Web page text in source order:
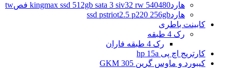
هاردkingmax ssd 512gb sata 3 siv32 rw 540480 فصtw
هاردssd pstriot2.5 p220 256gb
کابینت باطری
رک 4 طبقه
رک 4 طبقه فاران
کارتریج اچ پی hp 15a
کیبورد و ماوس گرین GKM 305